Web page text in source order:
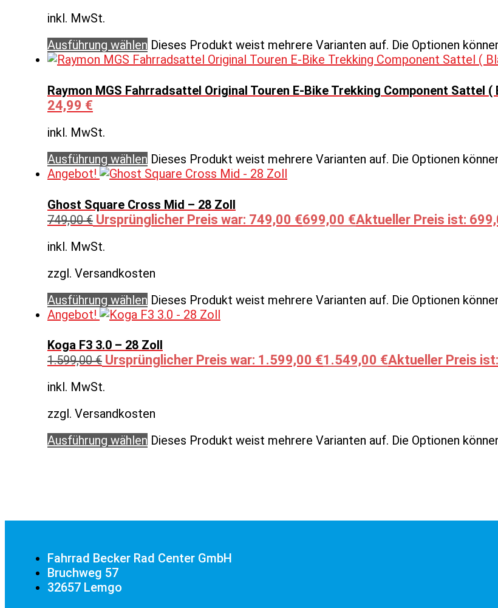
inkl. MwSt.
Ausführung wählen Dieses Produkt weist mehrere Varianten auf. Die Optionen
Raymon MGS Fahrradsattel Original Touren E-Bike Trekking Component Sattel
24,99 €
inkl. MwSt.
Ausführung wählen Dieses Produkt weist mehrere Varianten auf. Die Optionen
Angebot!
Ghost Square Cross Mid – 28 Zoll
749,00€ Ursprünglicher Preis war: 749,00 €699,00 €Aktueller Preis ist:
inkl. MwSt.
zzgl. Versandkosten
Ausführung wählen Dieses Produkt weist mehrere Varianten auf. Die Optionen
Angebot!
Koga F3 3.0 – 28 Zoll
1.599,00€ Ursprünglicher Preis war: 1.599,00 €1.549,00 €Aktueller Preis
inkl. MwSt.
zzgl. Versandkosten
Ausführung wählen Dieses Produkt weist mehrere Varianten auf. Die Optionen
Fahrrad Becker Rad Center GmbH
Bruchweg 57
32657 Lemgo